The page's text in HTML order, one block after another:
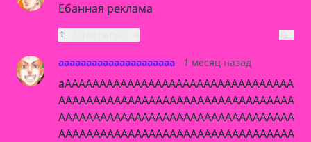
Ебанная реклама
ааааааааааааааааааааа 1 месяц назад
аААААААААААААААААААААААААААААААААА
АААААААААААААААААААААААААААААААААА
АААААААААААААААААААААААААААААААААА
АААААААААААААААААААААААААААААААААА